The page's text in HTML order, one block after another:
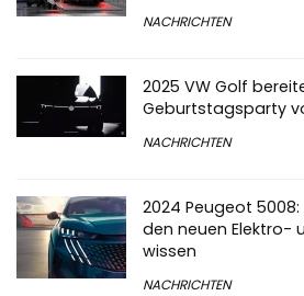
NACHRICHTEN
2025 VW Golf
Geburtstagsparty
NACHRICHTEN
2024 Peugeot
den neuen Elektro-
wissen
NACHRICHTEN